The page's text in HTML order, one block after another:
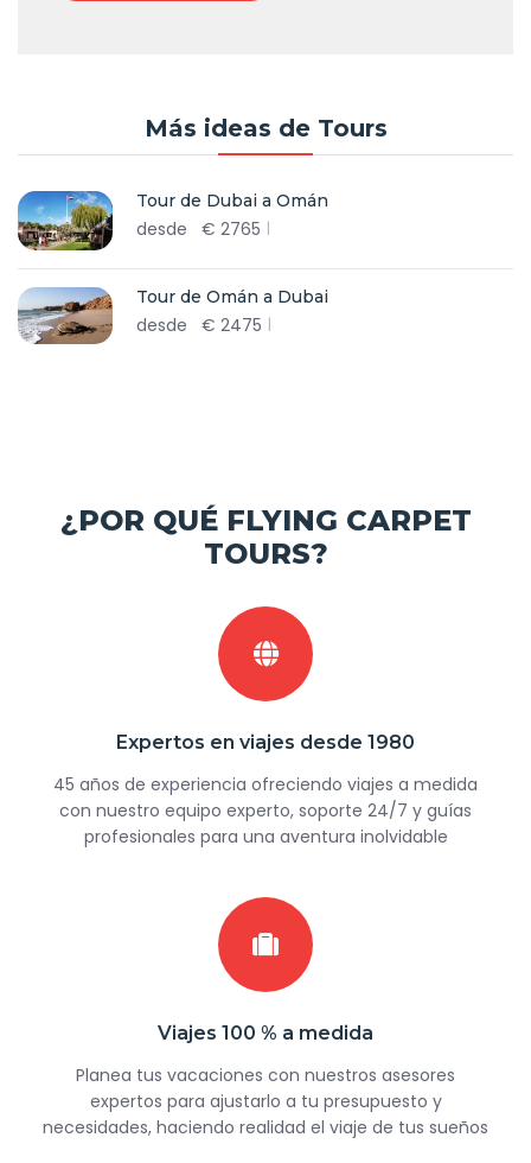
Más ideas de Tours
Tour de Dubai a Omán
desde € 2765
Tour de Omán a Dubai
desde € 2475
¿POR QUÉ FLYING CARPET
TOURS?
Expertos en viajes desde 1980
45 años de experiencia ofreciendo viajes a medida
con nuestro equipo experto, soporte 24/7 y guías
profesionales para una aventura inolvidable
Viajes 100 % a medida
Planea tus vacaciones con nuestros asesores
expertos para ajustarlo a tu presupuesto y
necesidades, haciendo realidad el viaje de tus sueños